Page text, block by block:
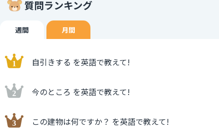
質問ランキング
週間 月間
自引きする を英語で教えて!
今のところ を英語で教えて!
この建物は何ですか？ を英語で教えて!